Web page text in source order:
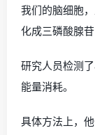
我们的脑细胞
化成三磷酸腺苷
研究人员检测
能量消耗。
具体方法上，